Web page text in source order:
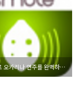
아이폰으로 오카리나 연주를 완벽하게 재현! (연주 동영상)